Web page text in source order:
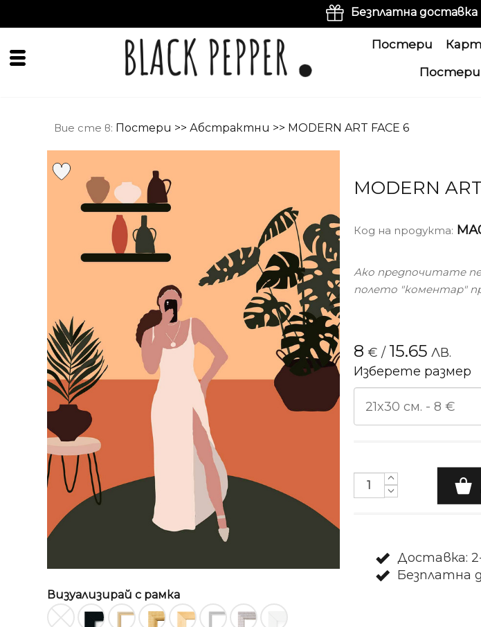
Безплатна
Постери
Постери
Вие сте в: Постери >> Абстрактни >> MODERN ART FACE 6
Визуализирай с рамка
MODERN
Код на продукта:
Ако предпочитате
полето "коментар"
8 € / 15.65 ЛВ.
Изберете размер
Доставка:
Безплатна